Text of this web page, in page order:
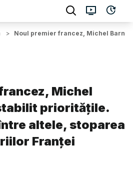
> Noul premier francez, Michel
Michel
priorităţile.
altele, stoparea
Franţei